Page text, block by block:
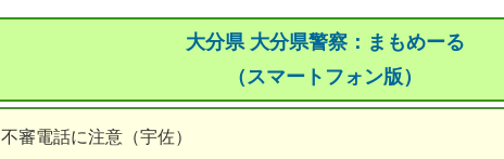
大分県 大分県警察：まもめーる
（スマートフォン版）
不審電話に注意（宇佐）